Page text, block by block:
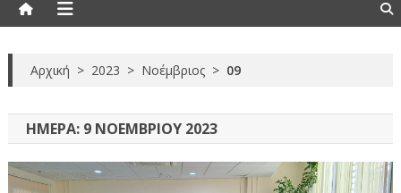
Αρχική > 2023 > Νοέμβριος > 09
ΗΜΈΡΑ: 9 ΝΟΕΜΒΡΊΟΥ 2023